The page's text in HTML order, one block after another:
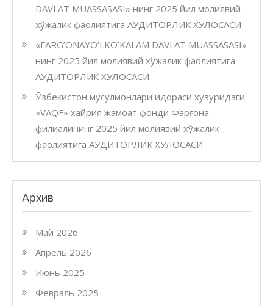
DAVLAT MUASSASASI» нинг 2025 йил молиявий
хўжалик фаолиятига АУДИТОРЛИК ХУЛОСАСИ
«FARG’ONAYO’LKO’KALAM DAVLAT MUASSASASI»
нинг 2025 йил молиявий хўжалик фаолиятига
АУДИТОРЛИК ХУЛОСАСИ
Ўзбекистон мусулмонлари идораси хузуридаги
«VAQF» хайрия жамоат фонди Фарғона
филиалининг 2025 йил молиявий хўжалик
фаолиятига АУДИТОРЛИК ХУЛОСАСИ
Архив
Май 2026
Апрель 2026
Июнь 2025
Февраль 2025